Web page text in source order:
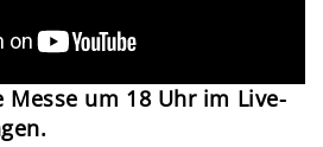
Messe um 18 Uhr im Live-